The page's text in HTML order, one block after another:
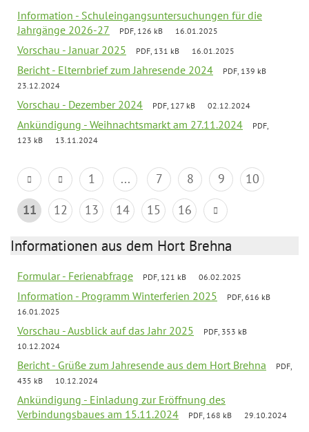
Information - Schuleingangsuntersuchungen für die
Jahrgänge 2026-27
PDF, 126 kB 16.01.2025
Vorschau - Januar 2025 PDF, 131 kB 16.01.2025
Bericht - Elternbrief zum Jahresende 2024
PDF, 139 kB
23.12.2024
Vorschau - Dezember 2024 PDF, 127 kB 02.12.2024
Ankündigung - Weihnachtsmarkt am 27.11.2024
PDF,
123 kB
13.11.2024
1 ... 7 8 9
10
11
12 13 14 15 16
Informationen aus dem Hort Brehna
Formular - Ferienabfrage PDF, 121 kB 06.02.2025
Information - Programm Winterferien 2025
PDF, 616 kB
16.01.2025
Vorschau - Ausblick auf das Jahr 2025
PDF, 353 kB
10.12.2024
Bericht - Grüße zum Jahresende aus dem Hort Brehna
PDF,
435 kB
10.12.2024
Ankündigung - Einladung zur Eröffnung des
Verbindungsbaues am 15.11.2024
PDF, 168 kB 29.10.2024